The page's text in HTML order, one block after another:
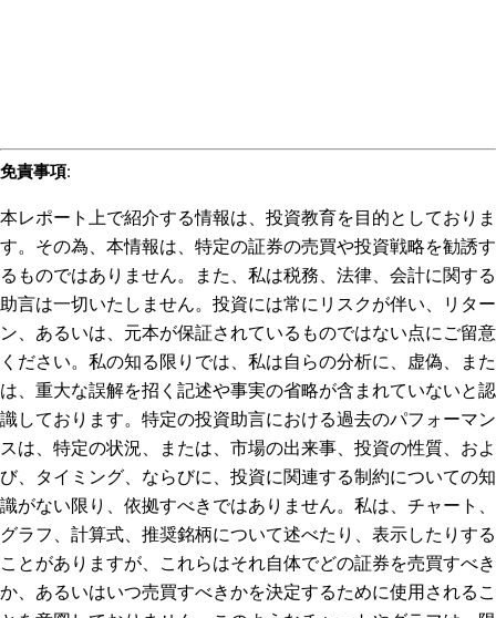
免責事項:
本レポート上で紹介する情報は、投資教育を目的としておりま
す。その為、本情報は、特定の証券の売買や投資戦略を勧誘す
るものではありません。また、私は税務、法律、会計に関する
助言は一切いたしません。投資には常にリスクが伴い、リター
ン、あるいは、元本が保証されているものではない点にご留意
ください。私の知る限りでは、私は自らの分析に、虚偽、また
は、重大な誤解を招く記述や事実の省略が含まれていないと認
識しております。特定の投資助言における過去のパフォーマン
スは、特定の状況、または、市場の出来事、投資の性質、およ
び、タイミング、ならびに、投資に関連する制約についての知
識がない限り、依拠すべきではありません。私は、チャート、
グラフ、計算式、推奨銘柄について述べたり、表示したりする
ことがありますが、これらはそれ自体でどの証券を売買すべき
か、あるいはいつ売買すべきかを決定するために使用されるこ